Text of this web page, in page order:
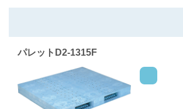
パレットD2-1315F